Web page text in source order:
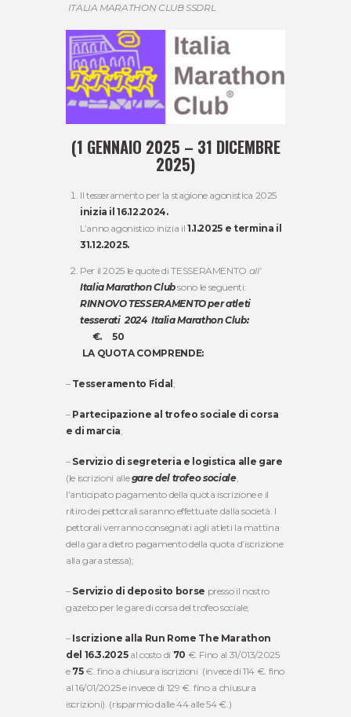
ITALIA MARATHON CLUB SSDRL
(1 GENNAIO 2025 – 31 DICEMBRE
2025)
Il tesseramento per la stagione agonistica 2025
inizia il 16.12.2024.
L’anno agonistico inizia il 1.1.2025 e termina il
31.12.2025.
Per il 2025 le quote di TESSERAMENTO all’
Italia Marathon Clubsono le seguenti:
RINNOVO TESSERAMENTO per atleti
tesserati 2024 Italia Marathon Club:
€. 50
LA QUOTA COMPRENDE:
– Tesseramento Fidal ;
–Partecipazione al trofeo sociale di corsa
e di marcia;
– Servizio di segreteria e logistica alle gare
(le iscrizioni allegare del trofeo sociale,
l’anticipato pagamento della quota iscrizione e il
ritiro dei pettorali saranno effettuate dalla società. I
pettorali verranno consegnati agli atleti la mattina
della gara dietro pagamento della quota d’iscrizione
alla gara stessa);
– Servizio di deposito borse presso il nostro
gazebo per le gare di corsa del trofeo sociale;
–Iscrizione alla Run Rome The Marathon
del 16.3.2025 al costo di 70 €. Fino al 31/013/2025
e 75€. fino a chiusura iscrizioni (invece di 114 €. fino
al 16/01/2025 e invece di 129 €. fino a chiusura
iscrizioni). (risparmio dalle 44 alle 54 €.)